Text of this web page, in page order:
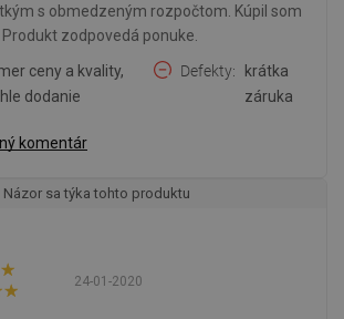
s obmedzeným rozpočtom. Kúpil som
zodpovedá ponuke.
ceny a kvality,
dodanie
Defekty
krátka
záruka
komentár
Názor sa týka tohto produktu
24-01-2020